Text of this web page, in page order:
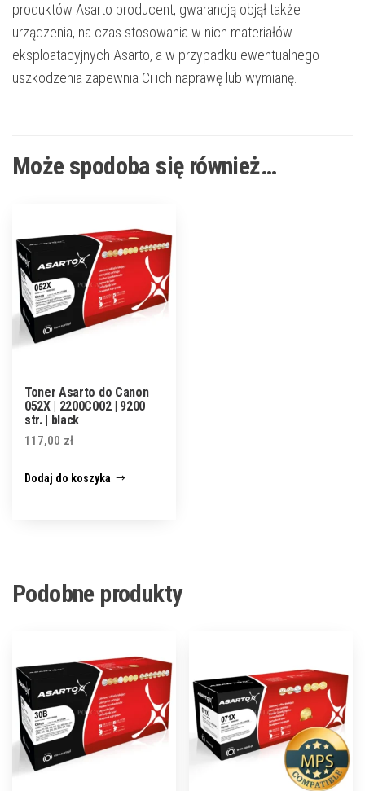
produktów Asarto producent, gwarancją objął także
urządzenia, na czas stosowania w nich materiałów
eksploatacyjnych Asarto, a w przypadku ewentualnego
uszkodzenia zapewnia Ci ich naprawę lub wymianę.
Może spodoba się również…
Toner Asarto do Canon
052X | 2200C002 | 9200
str. | black
117,00 zł
Dodaj do koszyka
Podobne produkty